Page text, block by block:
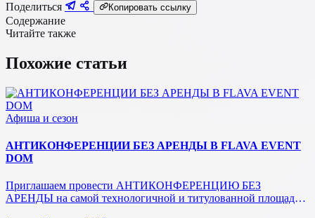
Поделиться
Копировать ссылку
Содержание
Читайте также
Похожие статьи
Афиша и сезон
АНТИКОНФЕРЕНЦИИ БЕЗ АРЕНДЫ В FLAVA EVENT
DOM
Приглашаем провести АНТИКОНФЕРЕНЦИЮ БЕЗ
АРЕНДЫ на самой технологичной и титулованной площадке